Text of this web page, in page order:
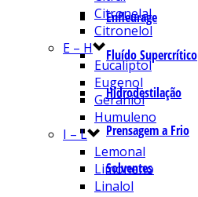
Enfleurage
Fluído Supercrítico
Hidrodestilação
Prensagem a Frio
Solventes
Citronelal
Citronelol
E – H
Eucaliptol
Eugenol
Geraniol
Humuleno
I – L
Lemonal
Limoneno
Linalol